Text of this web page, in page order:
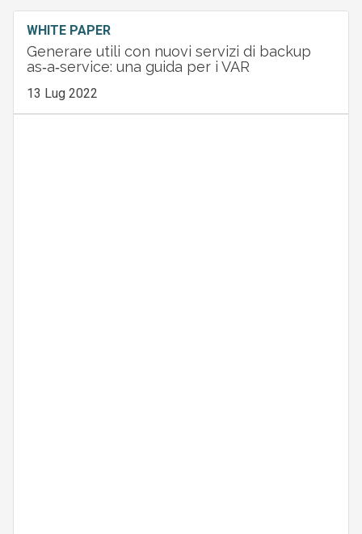
WHITE PAPER
Generare utili con nuovi servizi di backup
as‑a‑service: una guida per i VAR
13 Lug 2022